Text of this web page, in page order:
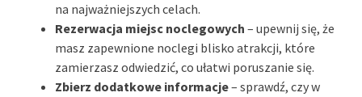
na najważniejszych celach.
Rezerwacja miejsc noclegowych – upewnij się, że
masz zapewnione noclegi blisko atrakcji, które
zamierzasz odwiedzić, co ułatwi poruszanie się.
Zbierz dodatkowe informacje– sprawdź, czy w